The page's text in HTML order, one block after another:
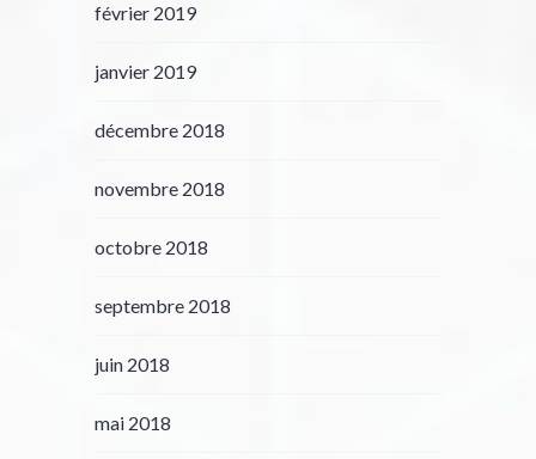
février 2019
janvier 2019
décembre 2018
novembre 2018
octobre 2018
septembre 2018
juin 2018
mai 2018